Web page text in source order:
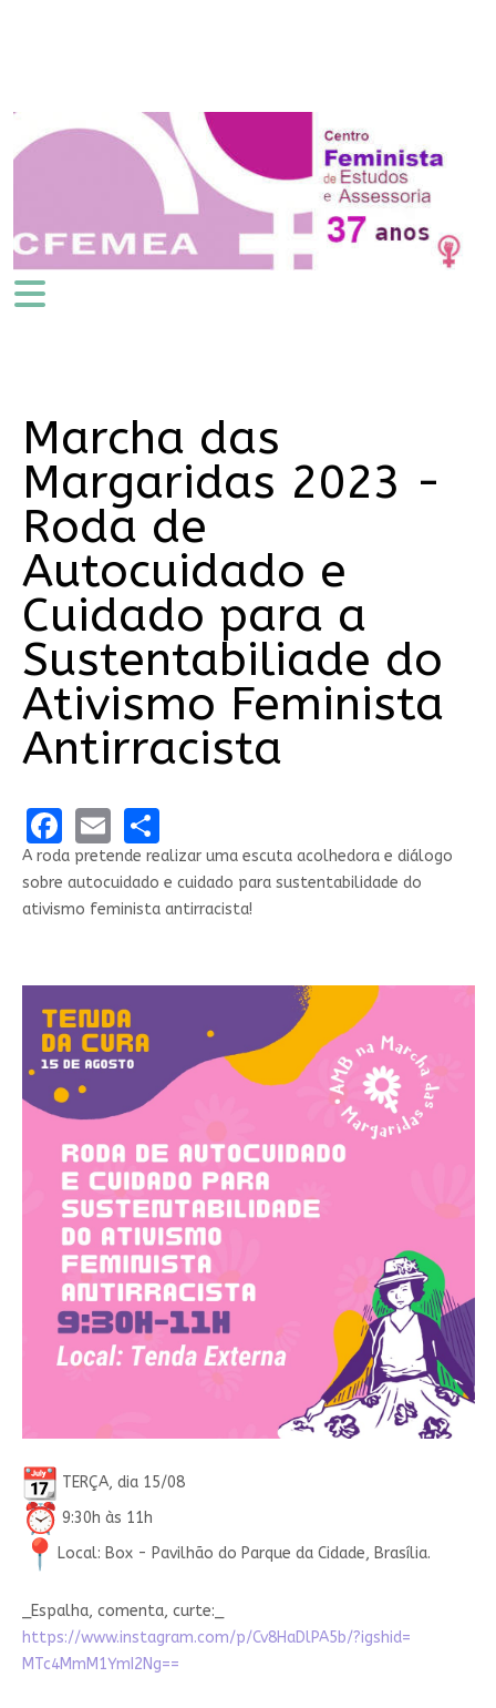
Marcha das
Margaridas 2023 -
Roda de
Autocuidado e
Cuidado para a
Sustentabiliade do
Ativismo Feminista
Antirracista
Facebook
EmailShare
A roda pretende realizar uma escuta acolhedora e diálogo
sobre autocuidado e cuidado para sustentabilidade do
ativismo feminista antirracista!
TERÇA, dia 15/08
️ 9:30h às 11h
Local: Box - Pavilhão do Parque da Cidade, Brasília.
_Espalha, comenta, curte:_
https://www.instagram.com/p/Cv8HaDlPA5b/?igshid=
MTc4MmM1YmI2Ng==